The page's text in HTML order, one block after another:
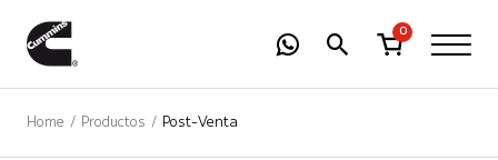
0
Home Productos Post-Venta